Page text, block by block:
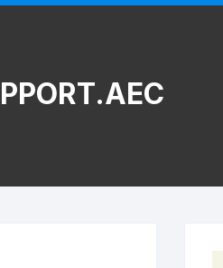
HITACHI